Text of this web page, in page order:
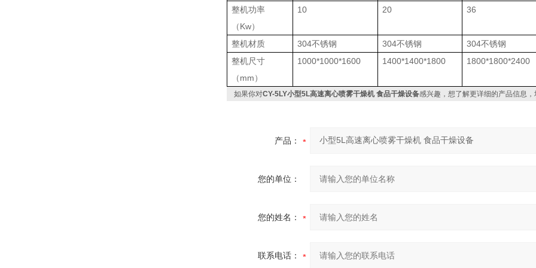
整机功率
（Kw）
10 20 36
整机材质 304不锈钢 304不锈钢 304不锈钢
整机尺寸
（mm）
1000*1000*1600 1400*1400*1800 1800*1800*2400
如果你对CY-5LY小型5L高速离心喷雾干燥机 食品干燥设备感兴趣，想了解更详细的产品信息，
产品：
您的单位：
您的姓名：
联系电话：